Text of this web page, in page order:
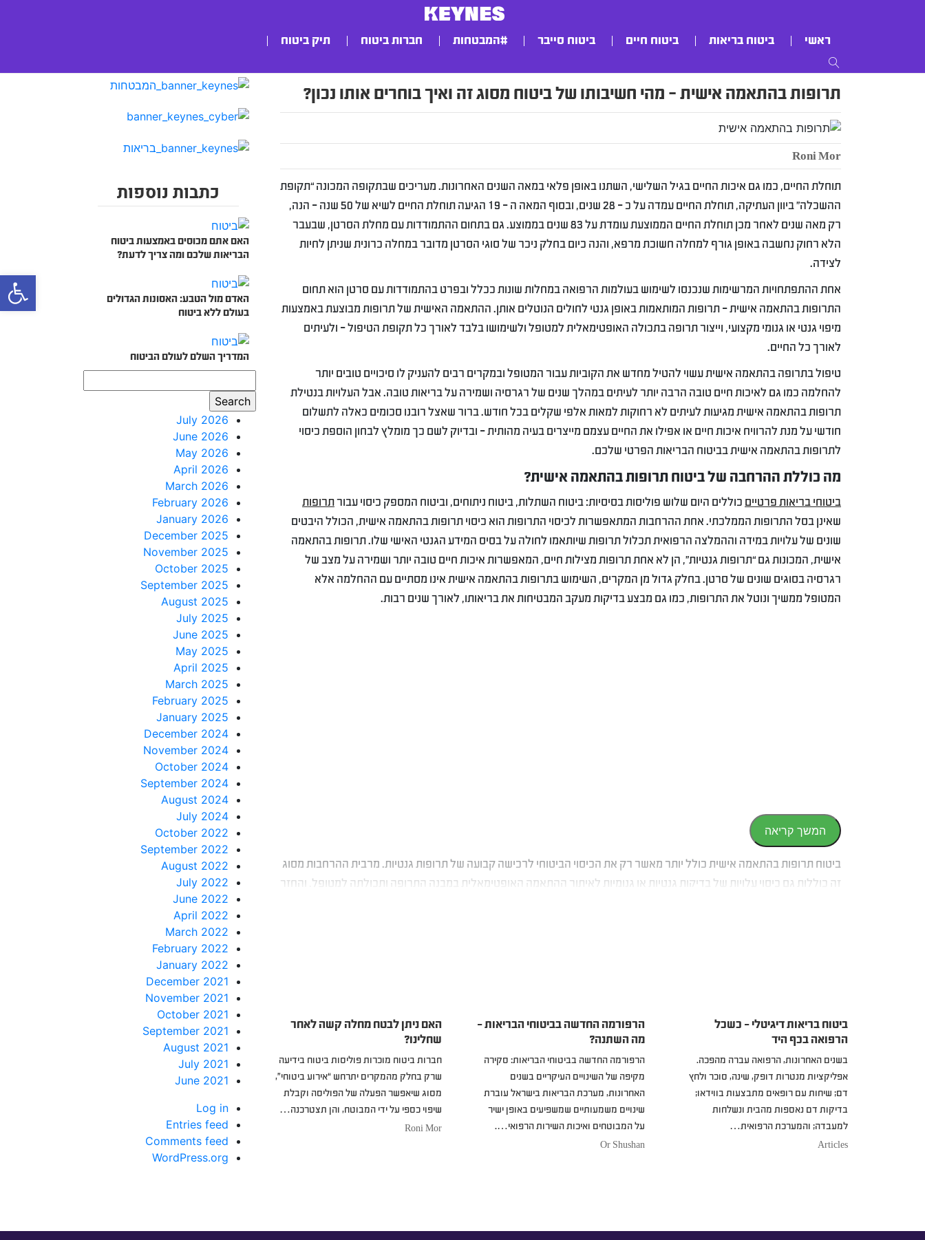
ראשי ביטוח בריאות ביטוח חיים ביטוח סייבר #המבטחות חברות ביטוח תיק ביטוח
תרופות בהתאמה אישית – מהי חשיבותו של ביטוח מסוג זה ואיך בוחרים אותו נכון?
Roni Mor
תוחלת החיים, כמו גם איכות החיים בגיל השלישי, השתנו באופן פלאי במאה השנים האחרונות. מעריכים שבתקופה המכונה “תקופת
ההשכלה” ביוון העתיקה, תוחלת החיים עמדה על כ – 28 שנים, ובסוף המאה ה – 19 הגיעה תוחלת החיים לשיא של 50 שנה – הנה,
רק מאה שנים לאחר מכן תוחלת החיים הממוצעת עומדת על 83 שנים בממוצע. גם בתחום ההתמודדות עם מחלת הסרטן, שבעבר
הלא רחוק נחשבה באופן גורף למחלה חשוכת מרפא, והנה כיום בחלק ניכר של סוגי הסרטן מדובר במחלה כרונית שניתן לחיות
לצידה.
אחת ההתפתחויות המרשימות שנכנסו לשימוש בעולמות הרפואה במחלות שונות ככלל ובפרט בהתמודדות עם סרטן הוא תחום
התרופות בהתאמה אישית – תרופות המותאמות באופן גנטי לחולים הנוטלים אותן. ההתאמה האישית של תרופות מבוצעת באמצעות
מיפוי גנטי או גנומי מקצועי, וייצור תרופה בתכולה האופטימאלית למטופל ולשימושו בלבד לאורך כל תקופת הטיפול – ולעיתים
לאורך כל החיים.
טיפול בתרופה בהתאמה אישית עשוי להטיל מחדש את הקוביות עבור המטופל ובמקרים רבים להעניק לו סיכויים טובים יותר
להחלמה כמו גם לאיכות חיים טובה הרבה יותר לעיתים במהלך שנים של רגרסיה ושמירה על בריאות טובה. אבל העלויות בנטילת
תרופות בהתאמה אישית מגיעות לעיתים לא רחוקות למאות אלפי שקלים בכל חודש. ברור שאצל רובנו סכומים כאלה לתשלום
חודשי על מנת להרוויח איכות חיים או אפילו את החיים עצמם מייצרים בעיה מהותית – ובדיוק לשם כך מומלץ לבחון הוספת כיסוי
לתרופות בהתאמה אישית בביטוח הבריאות הפרטי שלכם.
מה כוללת ההרחבה של ביטוח תרופות בהתאמה אישית?
ביטוחי בריאות פרטיים כוללים היום שלוש פוליסות בסיסיות: ביטוח השתלות, ביטוח ניתוחים, וביטוח המספק כיסוי עבורתרופות
שאינן בסל התרופות הממלכתי. אחת ההרחבות המתאפשרות לכיסוי התרופות הוא כיסוי תרופות בהתאמה אישית, הכולל היבטים
שונים של עלויות במידה וההמלצה הרפואית תכלול תרופות שיותאמו לחולה על בסיס המידע הגנטי האישי שלו. תרופות בהתאמה
אישית, המכונות גם “תרופות גנטיות”, הן לא אחת תרופות מצילות חיים, המאפשרות איכות חיים טובה יותר ושמירה על מצב של
רגרסיה בסוגים שונים של סרטן. בחלק גדול מן המקרים, השימוש בתרופות בהתאמה אישית אינו מסתיים עם ההחלמה אלא
המטופל ממשיך ונוטל את התרופות, כמו גם מבצע בדיקות מעקב המבטיחות את בריאותו, לאורך שנים רבות.
המשך קריאה
ביטוח תרופות בהתאמה אישית כולל יותר מאשר רק את הכיסוי הביטוחי לרכישה קבועה של תרופות גנטיות. מרבית ההרחבות מסוג
זה כוללות גם כיסוי עלויות של בדיקות גנטיות או גנומיות לאיתור ההתאמה האופטימאלית במבנה התרופה ותכולתה למטופל, והחזר
ביטוח בריאות דיגיטלי – כשכל
הרפואה בכף היד
בשנים האחרונות, הרפואה עברה מהפכה.
אפליקציות מנטרות דופק, שינה, סוכר ולחץ
דם; שיחות עם רופאים מתבצעות בווידאו;
בדיקות דם נאספות מהבית ונשלחות
למעבדה; והמערכת הרפואית…
Articles
הרפורמה החדשה בביטוחי הבריאות –
מה השתנה?
הרפורמה החדשה בביטוחי הבריאות: סקירה
מקיפה של השינויים העיקריים בשנים
האחרונות, מערכת הבריאות בישראל עוברת
שינויים משמעותיים שמשפיעים באופן ישיר
על המבוטחים ואיכות השירות הרפואי….
Or Shushan
האם ניתן לבטח מחלה קשה לאחר
שחלינו?
חברות ביטוח מוכרות פוליסות ביטוח בידיעה
שרק בחלק מהמקרים יתרחש “אירוע ביטוחי”,
מסוג שיאפשר הפעלה של הפוליסה וקבלת
שיפוי כספי על ידי המבוטח, והן תצטרכנה…
Roni Mor
כתבות נוספות
האם אתם מכוסים באמצעות ביטוח
הבריאות שלכם ומה צריך לדעת?
האדם מול הטבע: האסונות הגדולים
בעולם ללא ביטוח
המדריך השלם לעולם הביטוח
July 2026
June 2026
May 2026
April 2026
March 2026
February 2026
January 2026
December 2025
November 2025
October 2025
September 2025
August 2025
July 2025
June 2025
May 2025
April 2025
March 2025
February 2025
January 2025
December 2024
November 2024
October 2024
September 2024
August 2024
July 2024
October 2022
September 2022
August 2022
July 2022
June 2022
April 2022
March 2022
February 2022
January 2022
December 2021
November 2021
October 2021
September 2021
August 2021
July 2021
June 2021
Log in
Entries feed
Comments feed
WordPress.org